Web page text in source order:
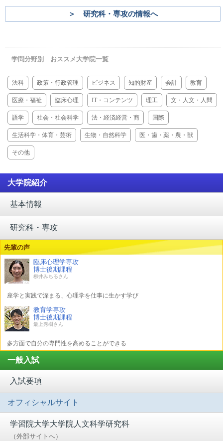
＞ 研究科・専攻の情報へ
学問分野別 おススメ大学院一覧
法科 政策・行政管理 ビジネス 知的財産 会計 教育
医療・福祉 臨床心理 IT・コンテンツ 理工 文・人文・人間
語学 社会・社会科学 法・経済経営・商 国際
生活科学・体育・芸術 生物・自然科学 医・歯・薬・農・獣
その他
大学院紹介
基本情報
研究科・専攻
先輩の声
臨床心理学専攻
博士後期課程
柳井みちるさん
座学と実践で深まる、心理学を仕事に生かす学び
教育学専攻
博士後期課程
最上秀樹さん
多方面で自分の専門性を高めることができる
一般入試
入試要項
オフィシャルサイト
学習院大学大学院 人文科学研究科
（外部サイトへ）